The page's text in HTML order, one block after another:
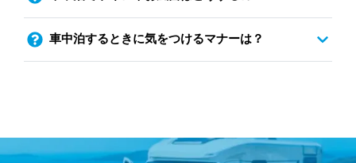
車中泊するときに気をつけるマナーは？